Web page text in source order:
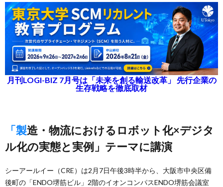
月刊LOGI-BIZ 7月号は「未来を創る輸送改革」 先行企業の
生存戦略を徹底取材
「製造・物流におけるロボット化×デジタ
ル化の実態と実例」テーマに講演
シーアールイー（CRE）は2月7日午後3時半から、大阪市中央区備
後町の「ENDO堺筋ビル」2階のイオンコンパスENDO堺筋会議室